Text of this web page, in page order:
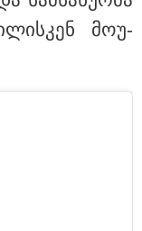
ხელებაწეულს ან
მო­უ­